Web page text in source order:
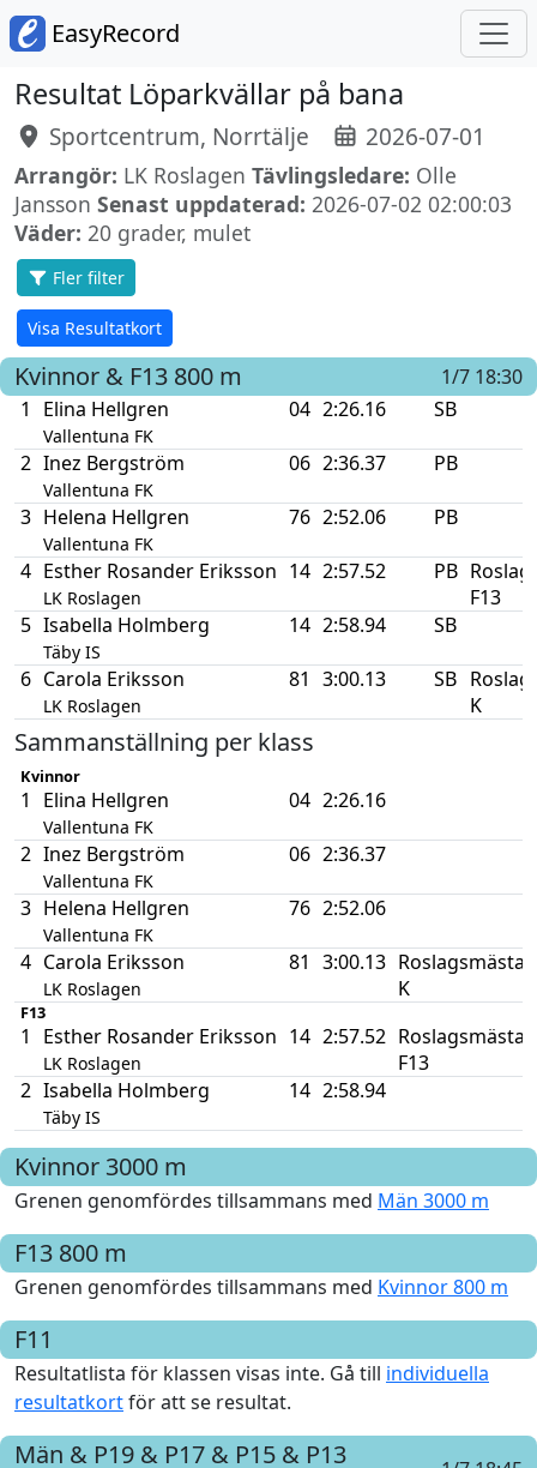
EasyRecord
Resultat Löparkvällar på bana
Sportcentrum, Norrtälje 2026-07-01
Arrangör: LK Roslagen Tävlingsledare: Olle
Jansson Senast uppdaterad: 2026-07-02 02:00:03
Väder: 20 grader, mulet
Fler filter
Visa Resultatkort
Kvinnor & F13 800 m
1/7 18:30
1
Elina Hellgren
Vallentuna FK
04 2:26.16 SB
2 Inez Bergström
Vallentuna FK
06 2:36.37 PB
3 Helena Hellgren
Vallentuna FK
76 2:52.06 PB
4 Esther Rosander Eriksson
LK Roslagen
14 2:57.52 PB
F13
5 Isabella Holmberg
Täby IS
14 2:58.94 SB
6 Carola Eriksson
LK Roslagen
81 3:00.13 SB
K
Sammanställning per klass
Kvinnor
1 Elina Hellgren
Vallentuna FK
04 2:26.16
2 Inez Bergström
Vallentuna FK
06 2:36.37
3 Helena Hellgren
Vallentuna FK
76 2:52.06
4 Carola Eriksson
LK Roslagen
81 3:00.13
K
F13
1 Esther Rosander Eriksson
LK Roslagen
14 2:57.52
F13
2 Isabella Holmberg
Täby IS
14 2:58.94
Kvinnor 3000 m
Grenen genomfördes tillsammans med Män 3000 m
F13 800 m
Grenen genomfördes tillsammans med Kvinnor 800 m
F11
Resultatlista för klassen visas inte. Gå till individuella
resultatkortför att se resultat.
Män & P19 & P17 & P15 & P13